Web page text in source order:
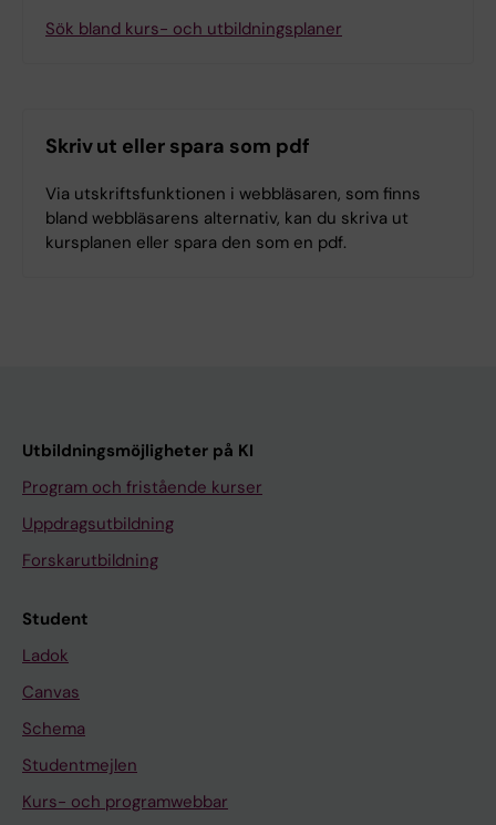
Sök bland kurs- och utbildningsplaner
Skriv ut eller spara som pdf
Via utskriftsfunktionen i webbläsaren, som finns
bland webbläsarens alternativ, kan du skriva ut
kursplanen eller spara den som en pdf.
Utbildningsmöjligheter på KI
Program och fristående kurser
Uppdragsutbildning
Forskarutbildning
Student
Ladok
Canvas
Schema
Studentmejlen
Kurs- och programwebbar